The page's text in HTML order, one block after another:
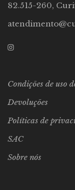
82.515-260,
Condições de uso
Devoluções
Políticas de
SAC
Sobre nós